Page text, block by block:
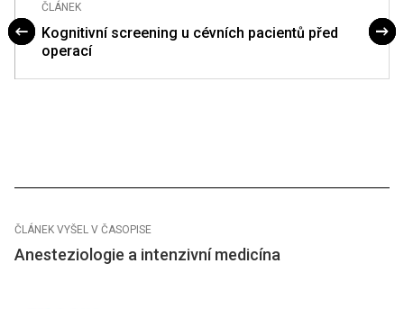
ČLÁNEK
Kognitivní screening u cévních pacientů před
operací
ČLÁNEK VYŠEL V ČASOPISE
Anesteziologie a intenzivní medicína